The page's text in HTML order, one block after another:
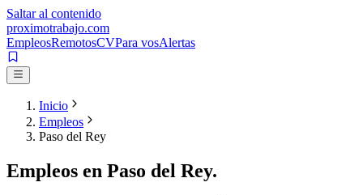
Saltar al contenido
proximotrabajo.com
EmpleosRemotosCVPara vosAlertas
Inicio
Empleos
Paso del Rey
Empleos en Paso del Rey.